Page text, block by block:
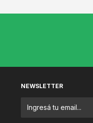
NEWSLETTER